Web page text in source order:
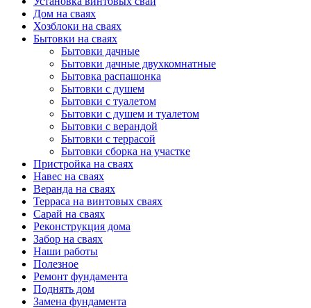
Дом на сваях
Хозблоки на сваях
Бытовки на сваях
Бытовки дачные
Бытовки дачные двухкомнатные
Бытовка распашонка
Бытовки с душем
Бытовки с туалетом
Бытовки с душем и туалетом
Бытовки с верандой
Бытовки с террасой
Бытовки сборка на участке
Пристройка на сваях
Навес на сваях
Веранда на сваях
Терраса на винтовых сваях
Cарай на сваях
Реконструкция дома
Забор на сваях
Наши работы
Полезное
Ремонт фундамента
Поднять дом
Замена фундамента